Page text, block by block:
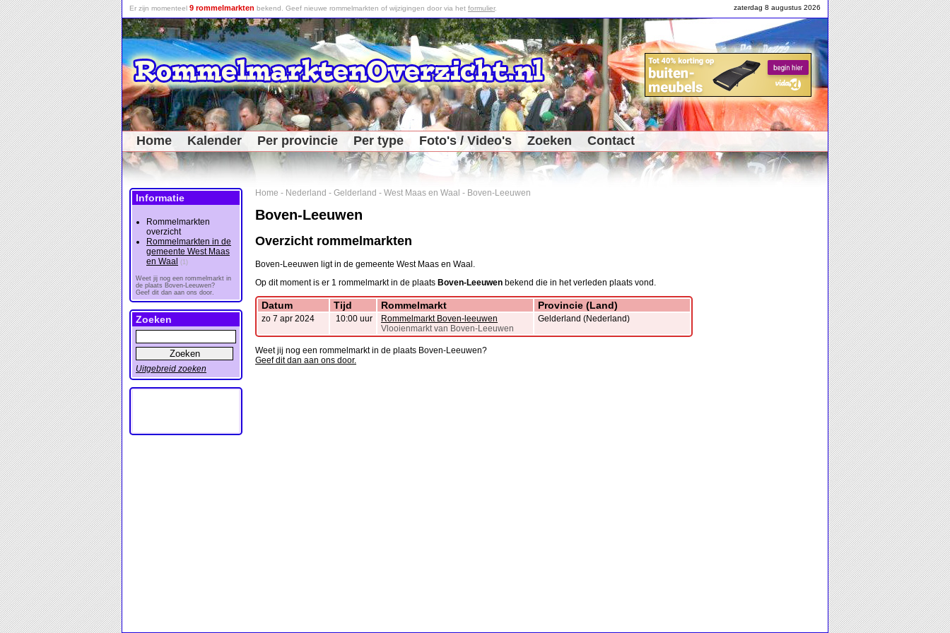
zaterdag 8 augustus 2026
Er zijn momenteel 9 rommelmarkten bekend. Geef nieuwe rommelmarkten of wijzigingen door via het formulier.
Home Kalender Per provincie Per type Foto's / Video's Zoeken Contact
Home - Nederland - Gelderland - West Maas en Waal - Boven-Leeuwen
Boven-Leeuwen
Overzicht rommelmarkten
Boven-Leeuwen ligt in de gemeente West Maas en Waal.
Op dit moment is er 1 rommelmarkt in de plaats Boven-Leeuwen bekend die in het verleden plaats vond.
Datum Tijd Rommelmarkt Provincie (Land)
zo 7 apr 2024 10:00 uur
Rommelmarkt Boven-leeuwen
Vlooienmarkt van Boven-Leeuwen
Gelderland (Nederland)
Weet jij nog een rommelmarkt in de plaats Boven-Leeuwen?
Geef dit dan aan ons door.
Informatie
Rommelmarkten
overzicht
Rommelmarkten in de
gemeente West Maas
en Waal (1)
Weet jij nog een rommelmarkt in
de plaats Boven-Leeuwen?
Geef dit dan aan ons door.
Zoeken
Uitgebreid zoeken